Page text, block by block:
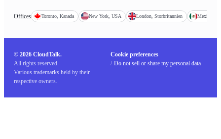
Offices Toronto, Kanada New York, USA London, Storbritannien Mexico
© 2026 CloudTalk.
All rights reserved.
Various trademarks held by their
respective owners.
Cookie preferences
/ Do not sell or share my personal data